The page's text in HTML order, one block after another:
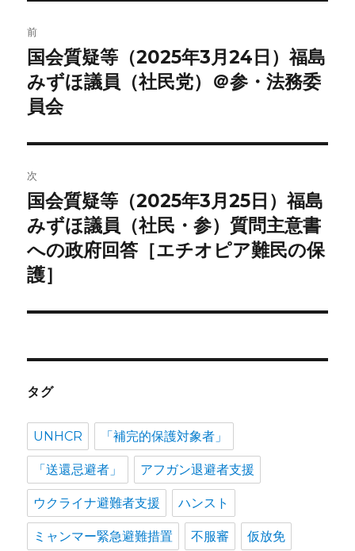
稿
ナ
ビ
ゲ
ー
シ
ョ
ン
前
前
の
投
国会質疑等（2025年3月24日）福島
みずほ議員（社民党）＠参・法務委
員会
次
次
の
投
稿:
国会質疑等（2025年3月25日）福島
みずほ議員（社民・参）質問主意書
への政府回答［エチオピア難民の保
護］
タグ
UNHCR 「補完的保護対象者」
「送還忌避者」 アフガン退避者支援
ウクライナ避難者支援 ハンスト
ミャンマー緊急避難措置 不服審 仮放免